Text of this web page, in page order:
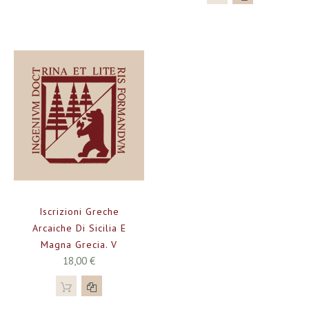
Iscrizioni Greche
Arcaiche Di Sicilia E
Magna Grecia. V
18,00 €